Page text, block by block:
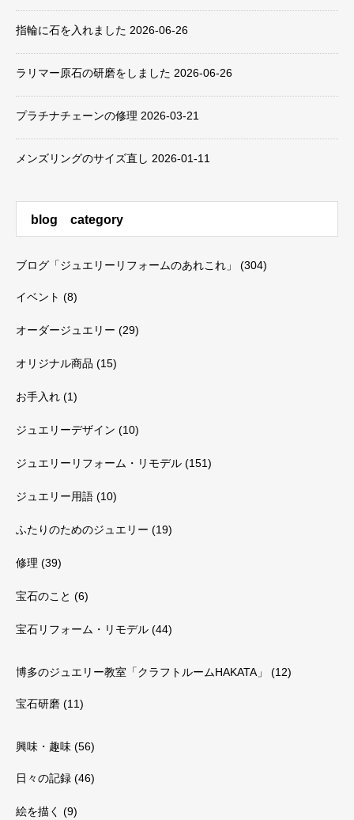
指輪に石を入れました 2026-06-26
ラリマー原石の研磨をしました 2026-06-26
プラチナチェーンの修理 2026-03-21
メンズリングのサイズ直し 2026-01-11
blog category
ブログ「ジュエリーリフォームのあれこれ」 (304)
イベント (8)
オーダージュエリー (29)
オリジナル商品 (15)
お手入れ (1)
ジュエリーデザイン (10)
ジュエリーリフォーム・リモデル (151)
ジュエリー用語 (10)
ふたりのためのジュエリー (19)
修理 (39)
宝石のこと (6)
宝石リフォーム・リモデル (44)
博多のジュエリー教室「クラフトルームHAKATA」 (12)
宝石研磨 (11)
興味・趣味 (56)
日々の記録 (46)
絵を描く (9)